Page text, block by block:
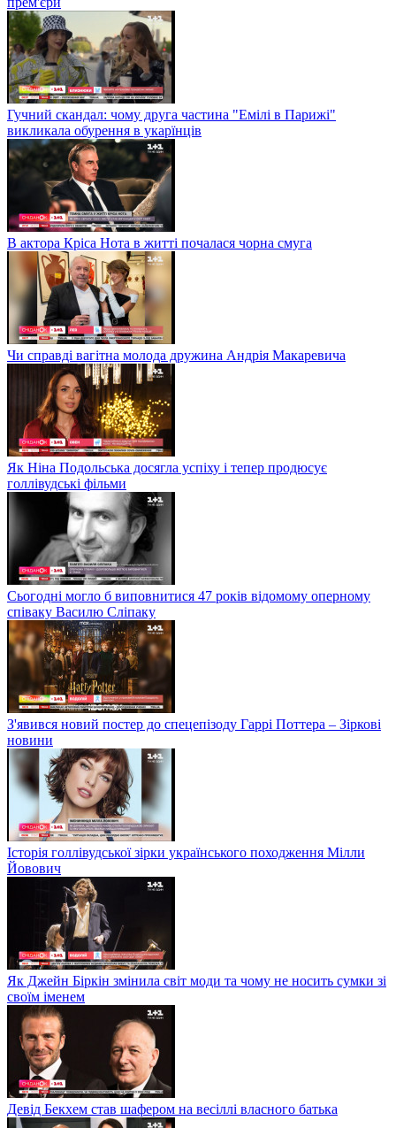
Гучний скандал: чому друга частина "Емілі в Парижі"
викликала обурення в укарїнців
В актора Кріса Нота в житті почалася чорна смуга
Чи справді вагітна молода дружина Андрія Макаревича
Як Ніна Подольська досягла успіху і тепер продюсує
голлівудські фільми
Сьогодні могло б виповнитися 47 років відомому оперному
співаку Василю Сліпаку
З'явився новий постер до спецепізоду Гаррі Поттера – Зіркові
новини
Історія голлівудської зірки українського походження Мілли
Йовович
Як Джейн Біркін змінила світ моди та чому не носить сумки зі
своїм іменем
Девід Бекхем став шафером на весіллі власного батька